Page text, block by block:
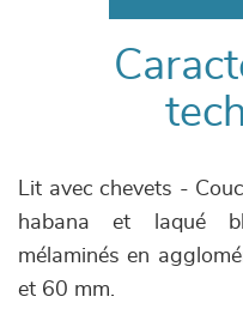
Lit avec chevets -
habana et laqué
mélaminés en
et 60 mm.